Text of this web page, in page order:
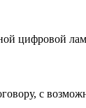
цифровой
с